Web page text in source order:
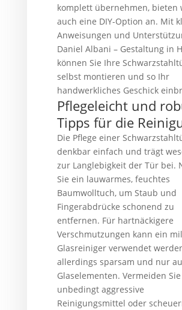
komplett übernehmen, bieten
auch eine DIY-Option an. Mit
Anweisungen und
Daniel Albani – Gestaltung in
können Sie Ihre
selbst montieren und so Ihr
handwerkliches Geschick
Pflegeleicht und
Tipps für die
Die Pflege einer
denkbar einfach und trägt
zur Langlebigkeit der Tür bei.
Sie ein lauwarmes, feuchtes
Baumwolltuch, um Staub und
Fingerabdrücke schonend zu
entfernen. Für hartnäckigere
Verschmutzungen kann ein
Glasreiniger verwendet
allerdings sparsam und nur
Glaselementen. Vermeiden Sie
unbedingt aggressive
Reinigungsmittel oder